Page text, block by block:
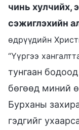
чинь хулчийх,
сэжиглэхийн
өдрүүдийн
“Үүргээ
тунгаан
бөгөөд миний
Бурханы
гэдгийг